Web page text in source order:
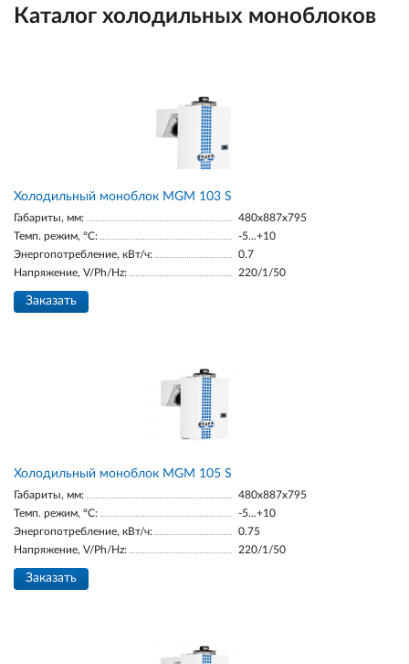
Каталог холодильных моноблоков
Холодильный моноблок MGM 103 S
Габариты, мм:
480x887x795
Темп. режим, °С:
-5...+10
Энергопотребление, кВт/ч:
0.7
Напряжение, V/Ph/Hz:
220/1/50
Заказать
Холодильный моноблок MGM 105 S
Габариты, мм:
480x887x795
Темп. режим, °С:
-5...+10
Энергопотребление, кВт/ч:
0.75
Напряжение, V/Ph/Hz:
220/1/50
Заказать